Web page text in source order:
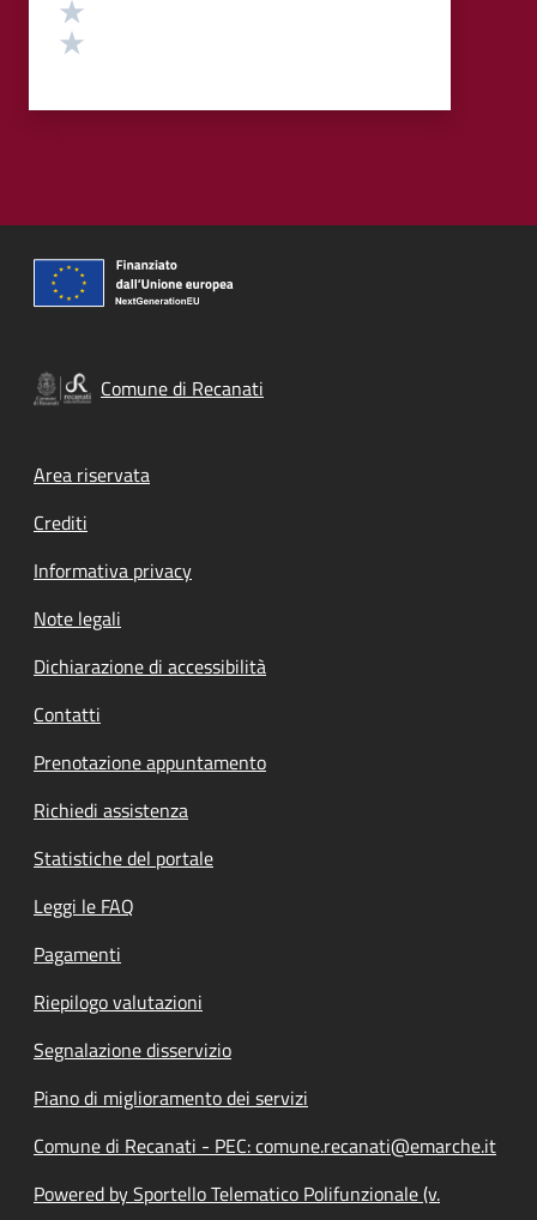
Comune di Recanati
Footer menu
Area riservata
Crediti
Informativa privacy
Note legali
Dichiarazione di accessibilità
Contatti
Prenotazione appuntamento
Richiedi assistenza
Statistiche del portale
Leggi le FAQ
Pagamenti
Riepilogo valutazioni
Segnalazione disservizio
Piano di miglioramento dei servizi
Comune di Recanati - PEC: comune.recanati@emarche.it
Powered by Sportello Telematico Polifunzionale (v.